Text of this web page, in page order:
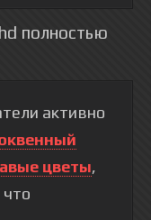
полностью
активно
цветы,
что